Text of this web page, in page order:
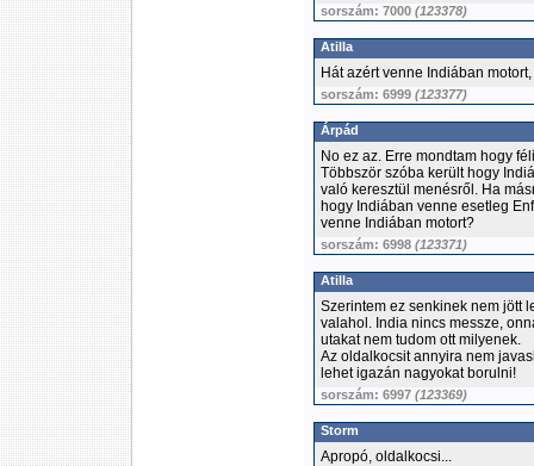
sorszám: 7000 (123378)
Atilla
Hát azért venne Indiában
sorszám: 6999 (123377)
Árpád
No ez az. Erre mondtam hogy
Többször szóba került hogy
való keresztül menésről. Ha
hogy Indiában venne esetleg
venne Indiában motort?
sorszám: 6998 (123371)
Atilla
Szerintem ez senkinek nem jött
valahol. India nincs messze,
utakat nem tudom ott milyenek.
Az oldalkocsit annyira nem
lehet igazán nagyokat borulni!
sorszám: 6997 (123369)
Storm
Apropó, oldalkocsi...